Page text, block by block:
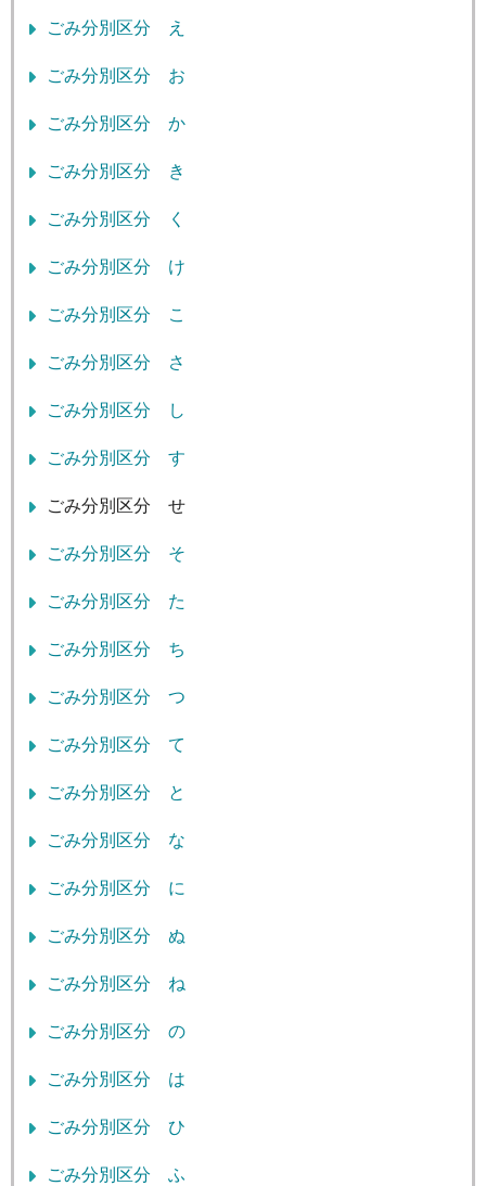
ごみ分別区分 え
ごみ分別区分 お
ごみ分別区分 か
ごみ分別区分 き
ごみ分別区分 く
ごみ分別区分 け
ごみ分別区分 こ
ごみ分別区分 さ
ごみ分別区分 し
ごみ分別区分 す
ごみ分別区分 せ
ごみ分別区分 そ
ごみ分別区分 た
ごみ分別区分 ち
ごみ分別区分 つ
ごみ分別区分 て
ごみ分別区分 と
ごみ分別区分 な
ごみ分別区分 に
ごみ分別区分 ぬ
ごみ分別区分 ね
ごみ分別区分 の
ごみ分別区分 は
ごみ分別区分 ひ
ごみ分別区分 ふ